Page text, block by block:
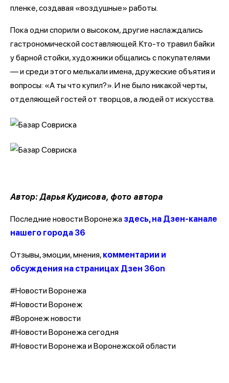
пленке, создавая «воздушные» работы.
Пока одни спорили о высоком, другие наслаждались
гастрономической составляющей. Кто-то травил байки
у барной стойки, художники общались с покупателями
— и среди этого мелькали имена, дружеские объятия и
вопросы: «А ты что купил?». И не было никакой черты,
отделяющей гостей от творцов, а людей от искусства.
Автор: Дарья Кудисова, фото автора
Последние новости Воронежа здесь, на Дзен-канале
нашего города 36
Отзывы, эмоции, мнения, комментарии и
обсуждения на страницах Дзен 36on
#Новости Воронежа
#Новости Воронеж
#Воронеж новости
#Новости Воронежа сегодня
#Новости Воронежа и Воронежской области